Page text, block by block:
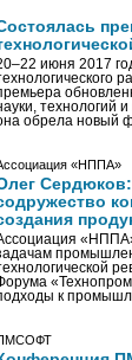
июня 2017
технологий
обрела новый
«НППА»
к